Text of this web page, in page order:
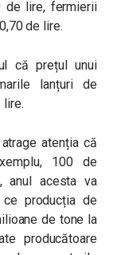
de lire, fermierii
de lire.
că prețul unui
lanțuri de
lire.
atenția că
100 de
anul acesta va
producția de
de tone la
producătoare